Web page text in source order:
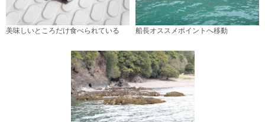
美味しいところだけ食べられている 船長オススメポイントへ移動